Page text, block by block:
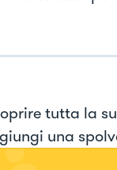
tutta la
una